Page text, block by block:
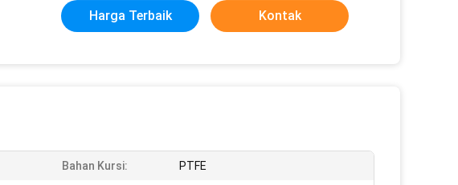
Harga Terbaik Kontak
Bahan Kursi: PTFE